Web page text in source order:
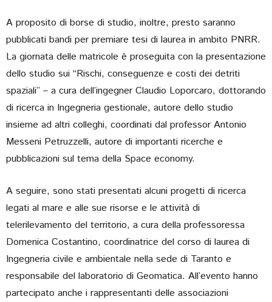
A proposito di borse di studio, inoltre, presto saranno
pubblicati bandi per premiare tesi di laurea in ambito PNRR.
La giornata delle matricole è proseguita con la presentazione
dello studio sui “Rischi, conseguenze e costi dei detriti
spaziali” – a cura dell’ingegner Claudio Loporcaro, dottorando
di ricerca in Ingegneria gestionale, autore dello studio
insieme ad altri colleghi, coordinati dal professor Antonio
Messeni Petruzzelli, autore di importanti ricerche e
pubblicazioni sul tema della Space economy.
A seguire, sono stati presentati alcuni progetti di ricerca
legati al mare e alle sue risorse e le attività di
telerilevamento del territorio, a cura della professoressa
Domenica Costantino, coordinatrice del corso di laurea di
Ingegneria civile e ambientale nella sede di Taranto e
responsabile del laboratorio di Geomatica. All’evento hanno
partecipato anche i rappresentanti delle associazioni